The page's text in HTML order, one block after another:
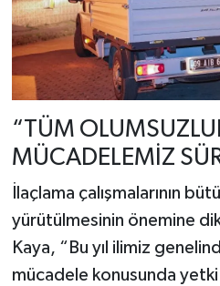
“TÜM
MÜCADELEMİZ
İlaçlama çalışmalarının
yürütülmesinin önemine
Kaya, “Bu yıl ilimiz
mücadele konusunda yetki